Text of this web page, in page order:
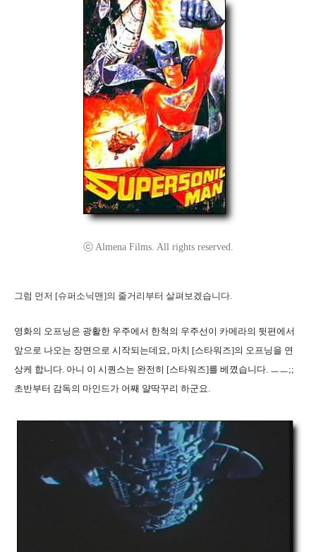
ⓒ Almena Films. All rights reserved.
그럼 먼저 [슈퍼소닉맨]의 줄거리부터 살펴보겠습니다.
영화의 오프닝은 광활한 우주에서 한척의 우주선이 카메라의 뒷편에서
앞으로 나오는 장면으로 시작되는데요, 마치 [스타워즈]의 오프닝을 연
상케 합니다. 아니 이 시퀀스는 완전히 [스타워즈]를 베꼈습니다. ㅡㅡ;;
초반부터 감독의 마인드가 어째 얄딱꾸리 하군요.